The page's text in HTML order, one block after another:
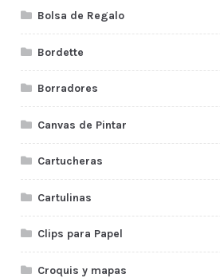
Bolsa de Regalo
Bordette
Borradores
Canvas de Pintar
Cartucheras
Cartulinas
Clips para Papel
Croquis y mapas